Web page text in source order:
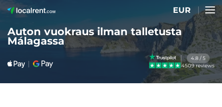
EUR
Auton vuokraus ilman talletusta
Málagassa
4.8 / 5
4509 reviews